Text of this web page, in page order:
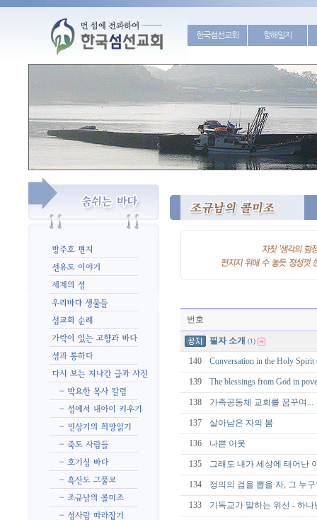
한국섬선교회 항해일지
번호
필자 소개 (1)
140 Conversation in the Holy
139 The blessings from God in
138 가족공동체 교회를 꿈꾸며...
137 살아남은 자의 봄
136 나쁜 이웃
135 그래도 내가 세상에 태어난
134 정의의 검을 뽑을 자, 그 누구
133 기독교가 말하는 위선 - 하